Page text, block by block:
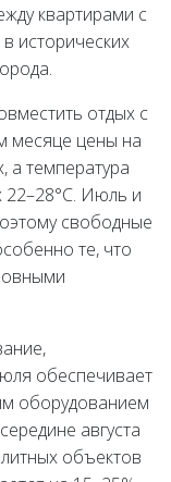
квартирами с
исторических
отдых с
месяце цены на
а температура
22–28°C. Июль и
свободные
те, что
обеспечивает
оборудованием
августа
объектов